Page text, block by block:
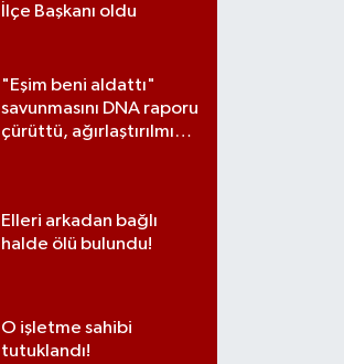
İlçe Başkanı oldu
"Eşim beni aldattı"
savunmasını DNA raporu
çürüttü, ağırlaştırılmış
Elleri arkadan bağlı
halde ölü bulundu!
O işletme sahibi
tutuklandı!